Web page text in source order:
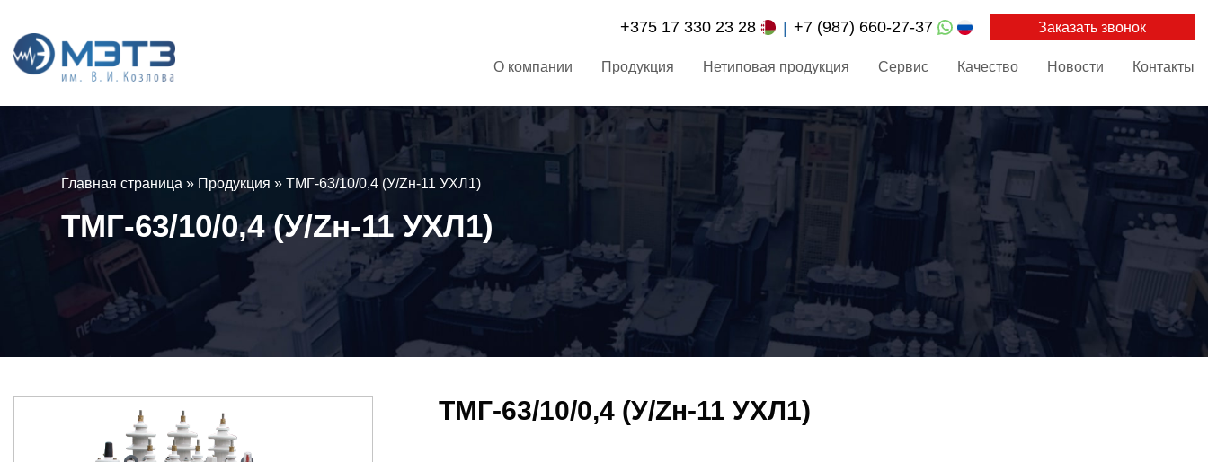
+375 17 330 23 28 +7 (987) 660-27-37 Заказать звонок
О компании Продукция Нетиповая продукция Сервис Качество Новости Контакты
Главная страница » Продукция » ТМГ-63/10/0,4 (У/Zн-11 УХЛ1)
ТМГ-63/10/0,4 (У/Zн-11 УХЛ1)
ТМГ-63/10/0,4 (У/Zн-11 УХЛ1)